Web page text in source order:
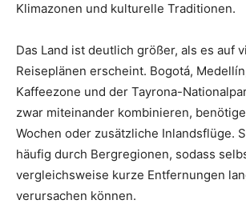
Klimazonen und kulturelle Traditionen.
Das Land ist deutlich größer, als es auf
Reiseplänen erscheint. Bogotá,
Kaffeezone und der Tayrona-
zwar miteinander kombinieren,
Wochen oder zusätzliche Inlandsflüge.
häufig durch Bergregionen, sodass
vergleichsweise kurze Entfernungen
verursachen können.